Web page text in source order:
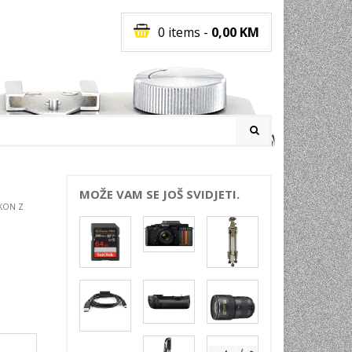
0 items - 0,00 KM
Z
MOŽE VAM SE JOŠ SVIDJETI.